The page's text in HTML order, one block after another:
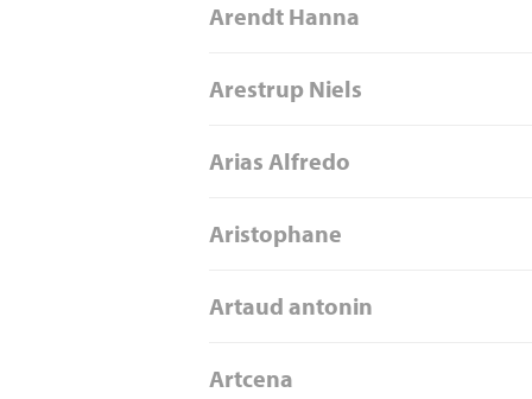
Arendt Hanna
Arestrup Niels
Arias Alfredo
Aristophane
Artaud antonin
Artcena